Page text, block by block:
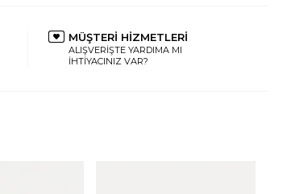
MÜŞTERİ HİZMETLERİ
ALIŞVERİŞTE YARDIMA MI
İHTİYACINIZ VAR?